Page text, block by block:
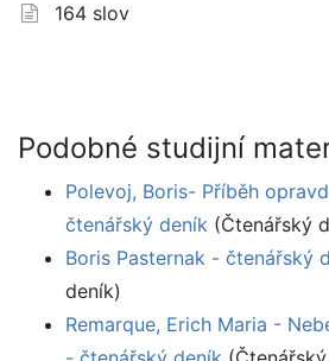
164 slov
Podobné studijní
Polevoj, Boris- Příběh
čtenářský deník (Čtenářský
Boris Pasternak - čtenářský
deník)
Remarque, Erich Maria -